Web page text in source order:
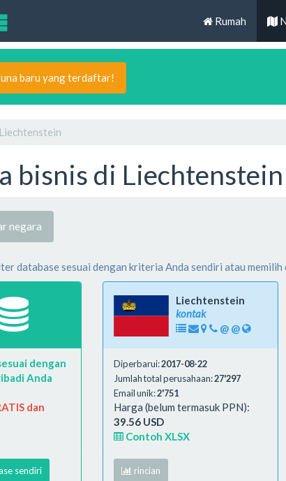
Rumah
baru yang terdaftar!
Liechtenstein
bisnis di Liechtenstein
negara
database sesuai dengan kriteria Anda sendiri atau
dengan
Anda
dan
sendiri
Liechtenstein
kontak
@ @
Diperbarui:2017-08-22
Jumlah total perusahaan:27'297
Email unik:2'751
Harga (belum termasuk PPN):
39.56 USD
Contoh XLSX
rincian